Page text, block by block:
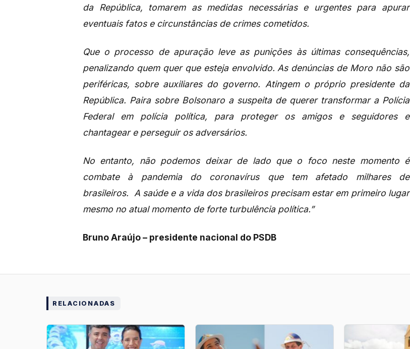
da República, tomarem as medidas necessárias e urgentes para apurar
eventuais fatos e circunstâncias de crimes cometidos.
Que o processo de apuração leve as punições às últimas consequências,
penalizando quem quer que esteja envolvido. As denúncias de Moro não são
periféricas, sobre auxiliares do governo. Atingem o próprio presidente da
República. Paira sobre Bolsonaro a suspeita de querer transformar a Polícia
Federal em polícia política, para proteger os amigos e seguidores e
chantagear e perseguir os adversários.
No entanto, não podemos deixar de lado que o foco neste momento é
combate à pandemia do coronavírus que tem afetado milhares de
brasileiros. A saúde e a vida dos brasileiros precisam estar em primeiro lugar
mesmo no atual momento de forte turbulência política.”
Bruno Araújo – presidente nacional do PSDB
RELACIONADAS